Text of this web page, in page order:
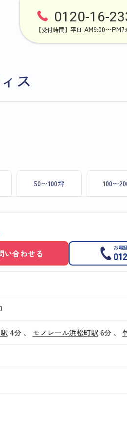
0120-16-
【受付時間】平日 AM9:00〜
ス
50〜100坪 100〜
い合わせる
お電
4分 、 モノレール浜松町駅6分 、